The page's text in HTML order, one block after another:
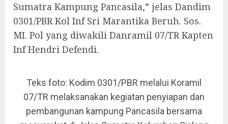
Sumatra Kampung Pancasila,” jelas Dandim
0301/PBR Kol Inf Sri Marantika Beruh. Sos.
MI. Pol yang diwakili Danramil 07/TR Kapten
Inf Hendri Defendi.
Teks foto: Kodim 0301/PBR melalui Koramil
07/TR melaksanakan kegiatan penyiapan dan
pembangunan kampung Pancasila bersama